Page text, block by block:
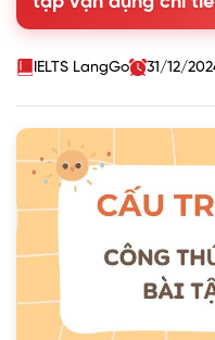
1.5. Cấu trúc Suggest
3. Lưu ý khi dùng cấu
4. Các cấu trúc tương tự
5. Bài tập cấu trúc
IELTS LangGo 31/12/